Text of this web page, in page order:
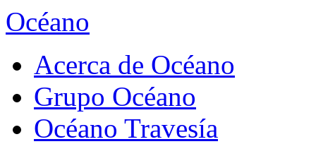
Océano
Acerca de Océano
Grupo Océano
Océano Travesía